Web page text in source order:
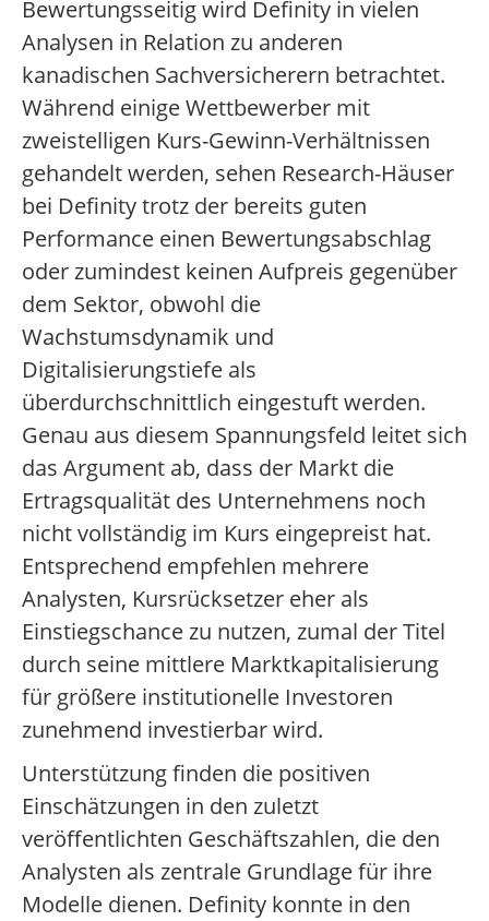
Bewertungsseitig wird Definity in vielen
Analysen in Relation zu anderen
kanadischen Sachversicherern betrachtet.
Während einige Wettbewerber mit
zweistelligen Kurs-Gewinn-Verhältnissen
gehandelt werden, sehen Research-Häuser
bei Definity trotz der bereits guten
Performance einen Bewertungsabschlag
oder zumindest keinen Aufpreis gegenüber
dem Sektor, obwohl die
Wachstumsdynamik und
Digitalisierungstiefe als
überdurchschnittlich eingestuft werden.
Genau aus diesem Spannungsfeld leitet sich
das Argument ab, dass der Markt die
Ertragsqualität des Unternehmens noch
nicht vollständig im Kurs eingepreist hat.
Entsprechend empfehlen mehrere
Analysten, Kursrücksetzer eher als
Einstiegschance zu nutzen, zumal der Titel
durch seine mittlere Marktkapitalisierung
für größere institutionelle Investoren
zunehmend investierbar wird.
Unterstützung finden die positiven
Einschätzungen in den zuletzt
veröffentlichten Geschäftszahlen, die den
Analysten als zentrale Grundlage für ihre
Modelle dienen. Definity konnte in den